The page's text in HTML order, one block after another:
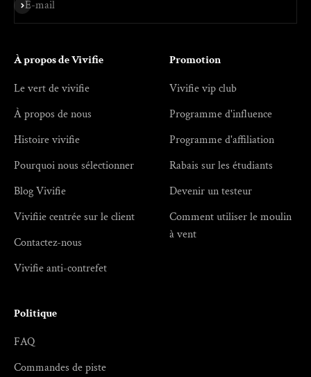
E-mail
S'inscrire
À propos de Vivifie
Le vert de vivifie
À propos de nous
Histoire vivifie
Pourquoi nous sélectionner
Blog Vivifie
Vivifiie centrée sur le client
Contactez-nous
Vivifie anti-contrefet
Promotion
Vivifie vip club
Programme d'influence
Programme d'affiliation
Rabais sur les étudiants
Devenir un testeur
Comment utiliser le moulin
à vent
Politique
FAQ
Commandes de piste